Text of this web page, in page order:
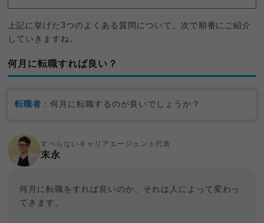
上記に挙げた3つのよくある質問について、次で順番にご紹介
していきますね。
何月に転職すれば良い？
転職者 ：何月に転職するのが良いでしょうか？
すべらないキャリアエージェント代表
末永
何月に転職をすれば良いのか、それは人によって変わっ
てきます。